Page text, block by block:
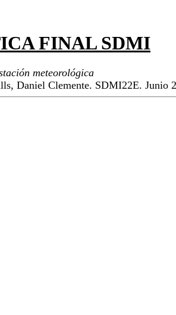
FINAL SDMI
meteorológica
Daniel Clemente. SDMI22E. Junio